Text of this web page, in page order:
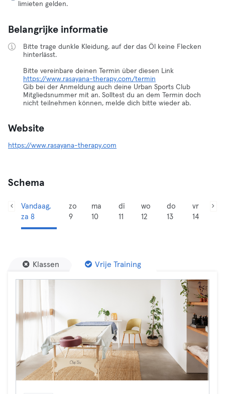
limieten gelden.
Belangrijke informatie
Bitte trage dunkle Kleidung, auf der das Öl keine Flecken
hinterlässt.
Bitte vereinbare deinen Termin über diesen Link
https://www.rasayana-therapy.com/termin
Gib bei der Anmeldung auch deine Urban Sports Club
Mitgliedsnummer mit an. Solltest du an dem Termin doch
nicht teilnehmen können, melde dich bitte wieder ab.
Website
https://www.rasayana-therapy.com
Schema
Vandaag,
za 8
zo
9
ma
10
di
11
wo
12
do
13
vr
14
Klassen Vrije Training